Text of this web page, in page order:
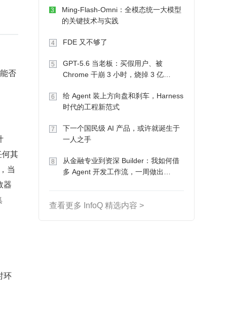
否
其
当
器
环
3
Ming-Flash-Omni：全模态统一大模型
的关键技术与实践
4 FDE 又不够了
5
GPT-5.6 当老板：买假用户、被
Chrome 干崩 3 小时，烧掉 3 亿
6
给 Agent 装上方向盘和刹车，Harness
时代的工程新范式
7
下一个国民级 AI 产品，或许就诞生于
一人之手
8
从金融专业到资深 Builder：我如何借
多 Agent 开发工作流，一周做出
查看更多 InfoQ 精选内容 >